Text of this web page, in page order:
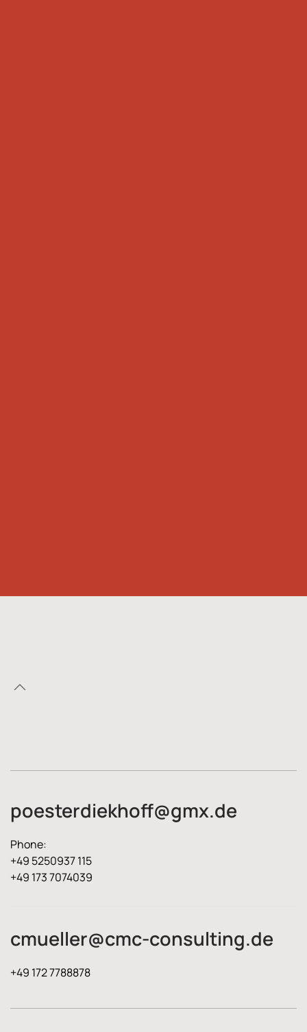
poesterdiekhoff@gmx.de
Phone:
+49 5250937 115
+49 173 7074039
cmueller@cmc-consulting.de
+49 172 7788878